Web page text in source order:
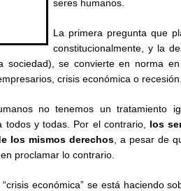
seres humanos.
La primera pregunta que
constitucionalmente, y la
sociedad), se convierte en norma
crisis económica o recesión.
no tenemos un tratamiento
todos y todas. Por el contrario, los
los mismos derechos , a pesar de
proclamar lo contrario.
económica” se está haciendo